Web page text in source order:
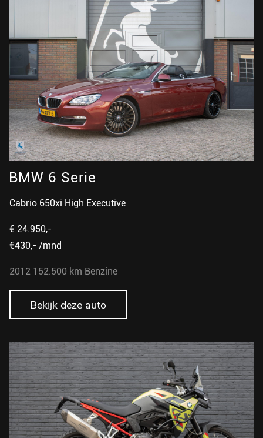
BMW 6 Serie
Cabrio 650xi High Executive
€ 24.950,-
€430,- /mnd
2012 152.500 km Benzine
Bekijk deze auto